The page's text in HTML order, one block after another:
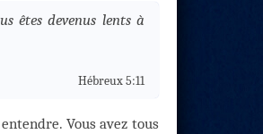
êtes devenus lents à
Hébreux 5:11
Vous avez tous